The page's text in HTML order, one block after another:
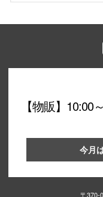
【物販】
今月
〒370-